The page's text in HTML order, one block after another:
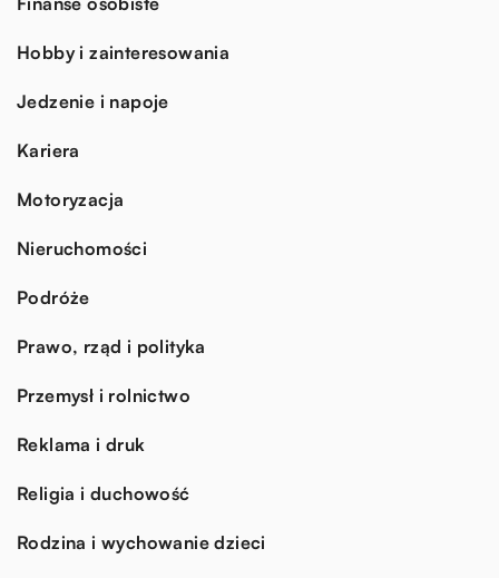
Hobby i zainteresowania
Jedzenie i napoje
Kariera
Motoryzacja
Nieruchomości
Podróże
Prawo, rząd i polityka
Przemysł i rolnictwo
Reklama i druk
Religia i duchowość
Rodzina i wychowanie dzieci